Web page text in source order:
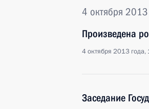
4 октября 2013
Произведена
4 октября 2013
Заседание